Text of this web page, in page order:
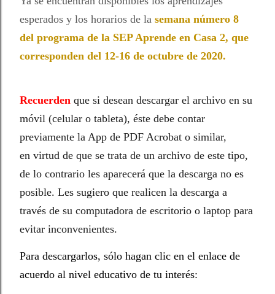
esperados y los horarios de la semana número 8
del programa de la SEP Aprende en Casa 2, que
corresponden del 12-16 de octubre de 2020.
Recuerden que si desean descargar el archivo en su
móvil (celular o tableta), éste debe contar
previamente la App de PDF Acrobat o similar,
en virtud de que se trata de un archivo de este tipo,
de lo contrario les aparecerá que la descarga no es
posible. Les sugiero que realicen la descarga a
través de su computadora de escritorio o laptop para
evitar inconvenientes.
Para descargarlos, sólo hagan clic en el enlace de
acuerdo al nivel educativo de tu interés: